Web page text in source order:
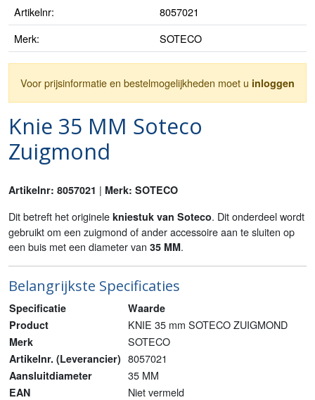
Artikelnr:
8057021
Merk:
SOTECO
Voor prijsinformatie en bestelmogelijkheden moet u inloggen
Knie 35 MM Soteco
Zuigmond
Artikelnr: 8057021 | Merk: SOTECO
Dit betreft het originele kniestuk van Soteco. Dit onderdeel wordt
gebruikt om een zuigmond of ander accessoire aan te sluiten op
een buis met een diameter van 35 MM.
Belangrijkste Specificaties
Specificatie
Waarde
Product
KNIE 35 mm SOTECO ZUIGMOND
Merk SOTECO
Artikelnr. (Leverancier) 8057021
Aansluitdiameter 35 MM
EAN Niet vermeld